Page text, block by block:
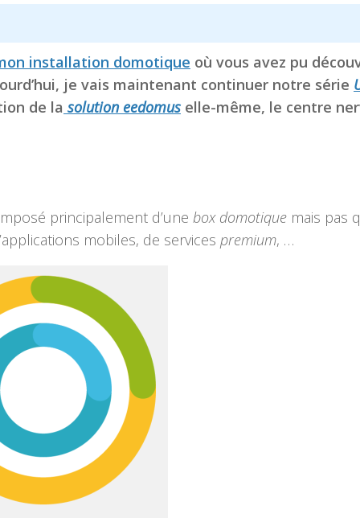
installation domotique où vous avez pu
je vais maintenant continuer notre série
de la solution eedomus elle-même, le centre
principalement d’une box domotique mais pas
mobiles, de services premium, …